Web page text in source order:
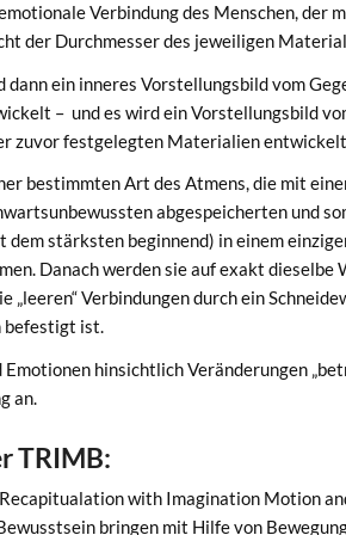
Verbindung des Menschen, der
der Durchmesser des jeweiligen
ein inneres Vorstellungsbild vom
– und es wird ein Vorstellungsbild
zuvor festgelegten Materialien
bestimmten Art des Atmens, die mit
abgespeicherten und
dem stärksten beginnend) in einem
Danach werden sie auf exakt dieselbe
„leeren“ Verbindungen durch ein
befestigt ist.
hinsichtlich Veränderungen
an.
TRIMB:
with Imagination Motion
bringen mit Hilfe von